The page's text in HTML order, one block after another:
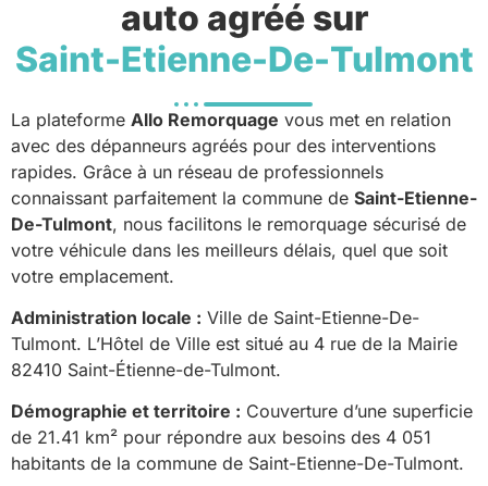
auto agréé sur
Saint-Etienne-De-Tulmont
La plateforme Allo Remorquage vous met en relation
avec des dépanneurs agréés pour des interventions
rapides. Grâce à un réseau de professionnels
connaissant parfaitement la commune de Saint-Etienne-
De-Tulmont, nous facilitons le remorquage sécurisé de
votre véhicule dans les meilleurs délais, quel que soit
votre emplacement.
Administration locale : Ville de Saint-Etienne-De-
Tulmont. L’Hôtel de Ville est situé au 4 rue de la Mairie
82410 Saint-Étienne-de-Tulmont.
Démographie et territoire : Couverture d’une superficie
de 21.41 km² pour répondre aux besoins des 4 051
habitants de la commune de Saint-Etienne-De-Tulmont.